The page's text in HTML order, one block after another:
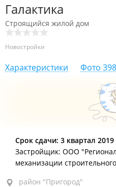
Галактика
Строящийся жилой дом
Новостройки
Характеристики Фото 398
район "Пригород", ул.
Срок сдачи: 3 квартал 2019
Застройщик: ООО
механизации
район "Пригород"